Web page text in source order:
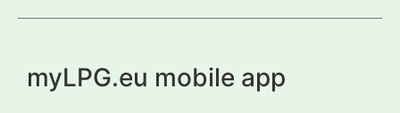
myLPG.eu mobile app